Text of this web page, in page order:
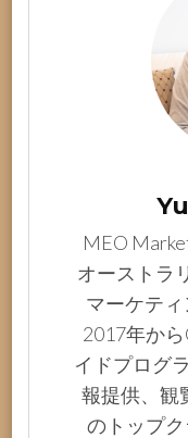
MEO
オーストラ
マーケティ
2017年か
イドプログ
報提供、観
のトップ